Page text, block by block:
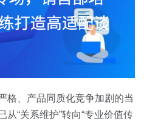
格、产品同质化竞争加剧的当
“关系维护”转向“专业价值传